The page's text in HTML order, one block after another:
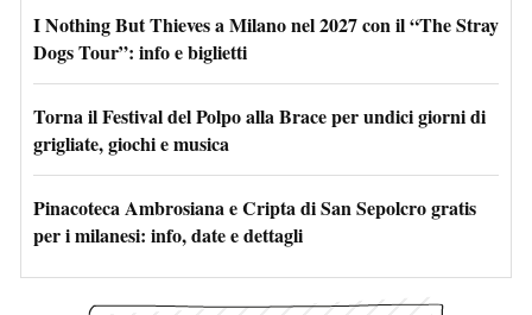
I Nothing But Thieves a Milano nel 2027 con il “The Stray
Dogs Tour”: info e biglietti
Torna il Festival del Polpo alla Brace per undici giorni di
grigliate, giochi e musica
Pinacoteca Ambrosiana e Cripta di San Sepolcro gratis
per i milanesi: info, date e dettagli